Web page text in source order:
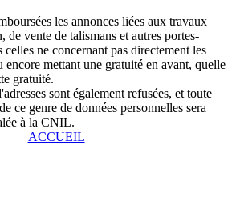
les annonces liées aux travaux
de vente de talismans et autres portes-
celles ne concernant pas directement les
encore mettant une gratuité en avant, quelle
gratuité.
sont également refusées, et toute
ce genre de données personnelles sera
à la CNIL.
ACCUEIL